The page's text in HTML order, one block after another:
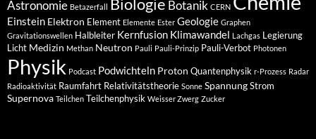
Astronomie Betazerfall Botanik CERN
Einstein Elektron Element Elemente Ester Geologie Graphen
Gravitationswellen Halbleiter Kernfusion Klimawandel Lachgas Legierung
Licht Medizin Methan Neutron Pauli Pauli-Prinzip Pauli-Verbot Photonen
Physik Podcast Podwichteln Proton Quantenphysik r-Prozess Radar
Radioaktivität Raumfahrt Relativitätstheorie Sonne Spannung Strom
Supernova Teilchen Teilchenphysik Weisser Zwerg Zucker